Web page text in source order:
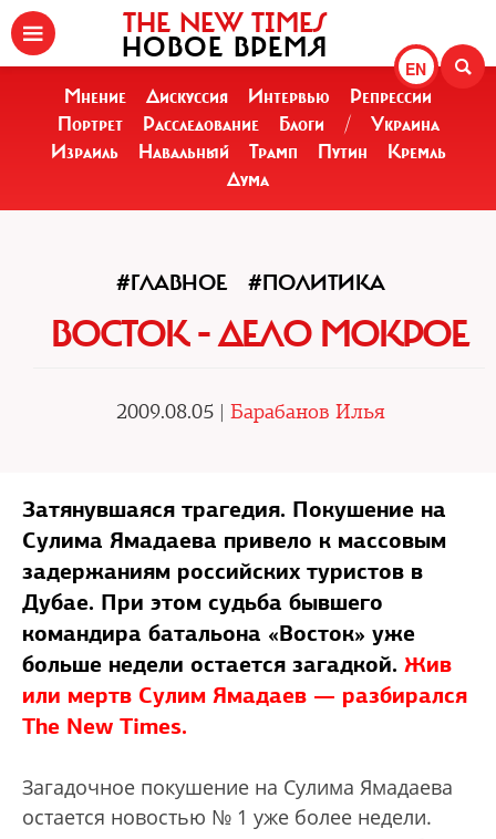
EN
THE NEW TIMES
НОВОЕ ВРЕМЯ
Мнение Дискуссия Интервью
Репрессии
Портрет
Расследование Блоги /
Украина
Израиль
Навальный Трамп Путин
Кремль
Дума
#ГЛАВНОЕ #ПОЛИТИКА
ВОСТОК - ДЕЛО МОКРОЕ
2009.08.05 | Барабанов Илья
Затянувшаяся трагедия. Покушение на
Сулима Ямадаева привело к массовым
задержаниям российских туристов в
Дубае. При этом судьба бывшего
командира батальона «Восток» уже
больше недели остается загадкой. Жив
или мертв Сулим Ямадаев — разбирался
The New Times.
Загадочное покушение на Сулима Ямадаева
остается новостью № 1 уже более недели.